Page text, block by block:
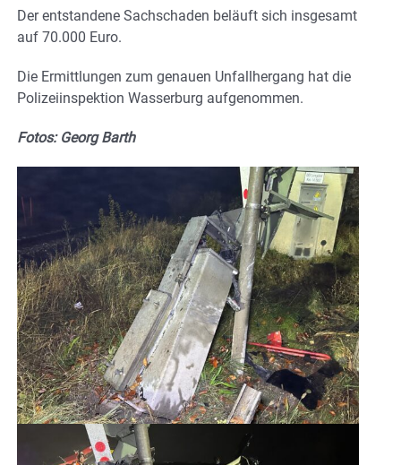
Der entstandene Sachschaden beläuft sich insgesamt
auf 70.000 Euro.
Die Ermittlungen zum genauen Unfallhergang hat die
Polizeiinspektion Wasserburg aufgenommen.
Fotos: Georg Barth